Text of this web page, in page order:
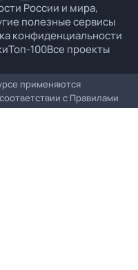
России и мира,
полезные сервисы
конфиденциальности
Топ-100Все проекты
применяются
с Правилами